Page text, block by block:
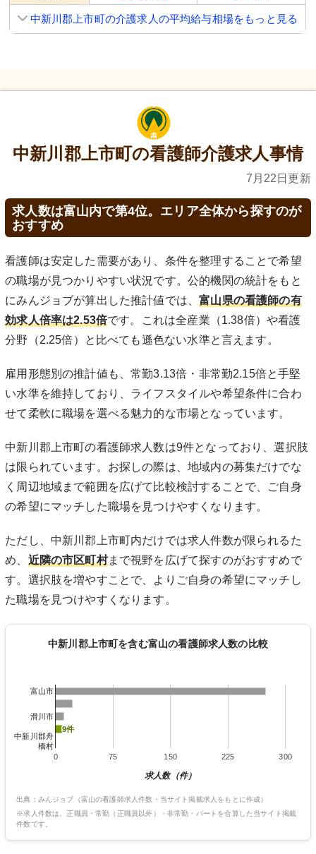
中新川郡上市町の介護求人の平均給与相場をもっと見る
中新川郡上市町の看護師介護求人事情
7月22日更新
求人数は富山内で第4位。エリア全体から探すのが
おすすめ
看護師は安定した需要があり、条件を整理することで希望
の職場が見つかりやすい状況です。公的機関の統計をもと
にみんジョブが算出した推計値では、富山県の看護師の有
効求人倍率は2.53倍です。これは全産業（1.38倍）や看護
分野（2.25倍）と比べても遜色ない水準と言えます。
雇用形態別の推計値も、常勤3.13倍・非常勤2.15倍と手堅
い水準を維持しており、ライフスタイルや希望条件に合わ
せて柔軟に職場を選べる魅力的な市場となっています。
中新川郡上市町の看護師求人数は9件となっており、選択肢
は限られています。お探しの際は、地域内の募集だけでな
く周辺地域まで範囲を広げて比較検討することで、ご自身
の希望にマッチした職場を見つけやすくなります。
ただし、中新川郡上市町内だけでは求人件数が限られるた
め、 近隣の市区町村まで視野を広げて探すのがおすすめで
す。選択肢を増やすことで、よりご自身の希望にマッチし
た職場を見つけやすくなります。
中新川郡上市町を含む富山の看護師求人数の比較
0 75 150 225 300
富山市
滑川市
中新川郡舟
橋村
9件
9件
求人数（件）
出典：みんジョブ（富山の看護師求人件数・当サイト掲載求人をもとに作成）
※求人件数は、正職員・常勤（正職員以外）・非常勤・パートを合算した当サイト掲載
件数です。